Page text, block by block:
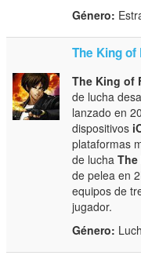
Género:
The King
The King of
de lucha
lanzado en
dispositivos
plataformas
de lucha
de pelea en
equipos de
jugador.
Género: